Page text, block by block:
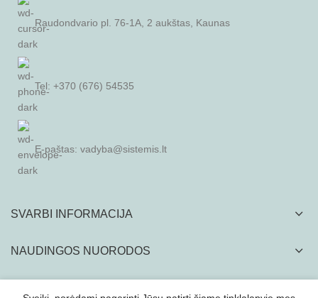
Raudondvario pl. 76-1A, 2 aukštas, Kaunas
Tel: +370 (676) 54535
E-paštas: vadyba@sistemis.lt
SVARBI INFORMACIJA
NAUDINGOS NUORODOS